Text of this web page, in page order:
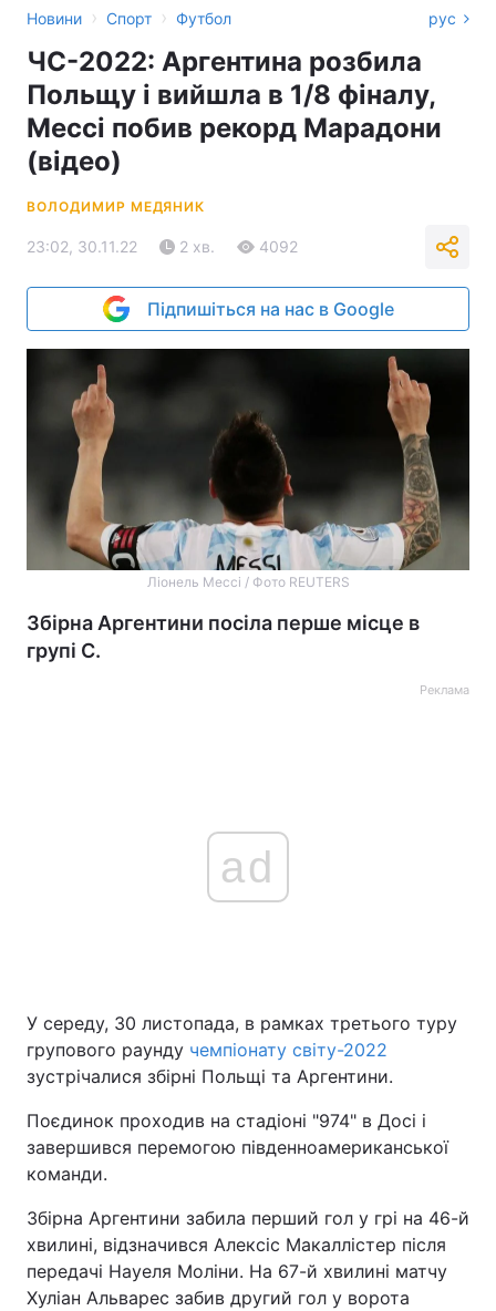
Новини › Спорт › Футбол рус
ЧС-2022: Аргентина розбила
Польщу і вийшла в 1/8 фіналу,
Мессі побив рекорд Марадони
(відео)
ВОЛОДИМИР МЕДЯНИК
23:02, 30.11.22 2 хв. 4092
Підпишіться на нас в Google
Ліонель Мессі / Фото REUTERS
Збірна Аргентини посіла перше місце в
групі С.
Реклама
ad
У середу, 30 листопада, в рамках третього туру
групового раунду чемпіонату світу-2022
зустрічалися збірні Польщі та Аргентини.
Поєдинок проходив на стадіоні "974" в Досі і
завершився перемогою південноамериканської
команди.
Збірна Аргентини забила перший гол у грі на 46-й
хвилині, відзначився Алексіс Макаллістер після
передачі Науеля Моліни. На 67-й хвилині матчу
Хуліан Альварес забив другий гол у ворота